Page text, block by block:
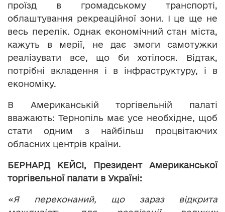
проїзд в громадському транспорті,
облаштування рекреаційної зони. І це ще не
весь перелік. Однак економічний стан міста,
кажуть в мерії, не дає змоги самотужки
реалізувати все, що би хотілося. Відтак,
потрібні вкладення і в інфраструктуру, і в
економіку.
В Американській торгівельній палаті
вважають: Тернопіль має усе необхідне, щоб
стати одним з найбільш процвітаючих
обласних центрів країни.
БЕРНАРД КЕЙСІ, Президент Американської
торгівельної палати в Україні:
«Я переконаний, що зараз відкрита